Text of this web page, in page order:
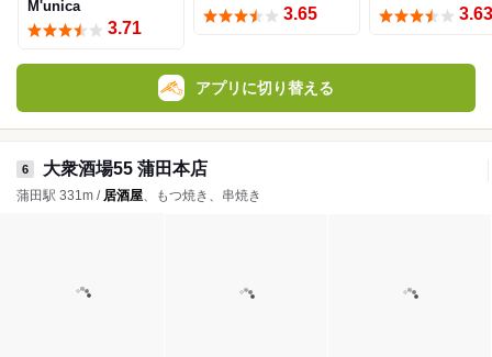
M'unica
3.71
3.65 3.63
アプリに切り替える
6 大衆酒場55 蒲田本店
蒲田駅 331m / 居酒屋、もつ焼き、串焼き